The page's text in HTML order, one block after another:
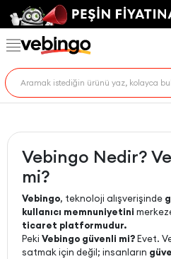
Vebingo Nedir?
mi?
Vebingo, teknoloji alışverişinde
kullanıcı memnuniyetini
ticaret platformudur.
Peki Vebingo güvenli mi?Evet.
satmak için değil; insanların